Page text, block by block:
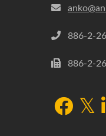
886-2-
886-2-